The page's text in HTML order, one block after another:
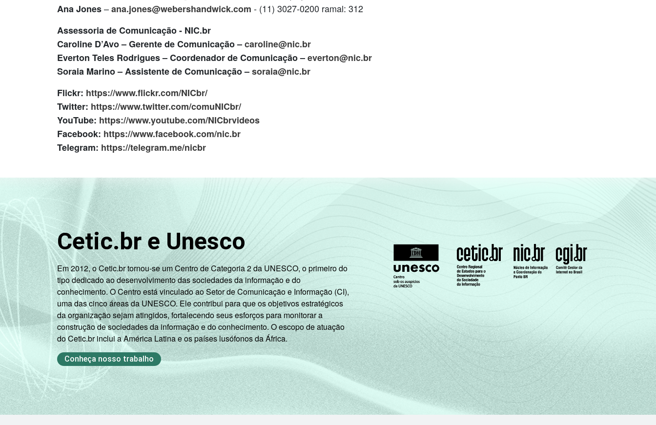
Ana Jones–ana.jones@webershandwick.com - (11) 3027-0200 ramal: 312
Assessoria de Comunicação - NIC.br
Caroline D’Avo – Gerente de Comunicação –caroline@nic.br
Everton Teles Rodrigues – Coordenador de Comunicação –everton@nic.br
Soraia Marino – Assistente de Comunicação –soraia@nic.br
Flickr: https://www.flickr.com/NICbr/
Twitter: https://www.twitter.com/comuNICbr/
YouTube: https://www.youtube.com/NICbrvideos
Facebook: https://www.facebook.com/nic.br
Telegram: https://telegram.me/nicbr
Cetic.br e Unesco
Em 2012, o Cetic.br tornou-se um Centro de Categoria 2 da UNESCO, o primeiro do
tipo dedicado ao desenvolvimento das sociedades da informação e do
conhecimento. O Centro está vinculado ao Setor de Comunicação e Informação (CI),
uma das cinco áreas da UNESCO. Ele contribui para que os objetivos estratégicos
da organização sejam atingidos, fortalecendo seus esforços para monitorar a
construção de sociedades da informação e do conhecimento. O escopo de atuação
do Cetic.br inclui a América Latina e os países lusófonos da África.
Conheça nosso trabalho